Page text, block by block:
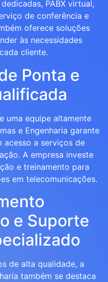
PABX virtual,
de conferência e
oferece soluções
às necessidades
cliente.
Ponta e
uma equipe altamente
e Engenharia garante
acesso a serviços de
A empresa investe
e treinamento para
em telecomunicações.
e Suporte
de alta qualidade, a
também se destaca